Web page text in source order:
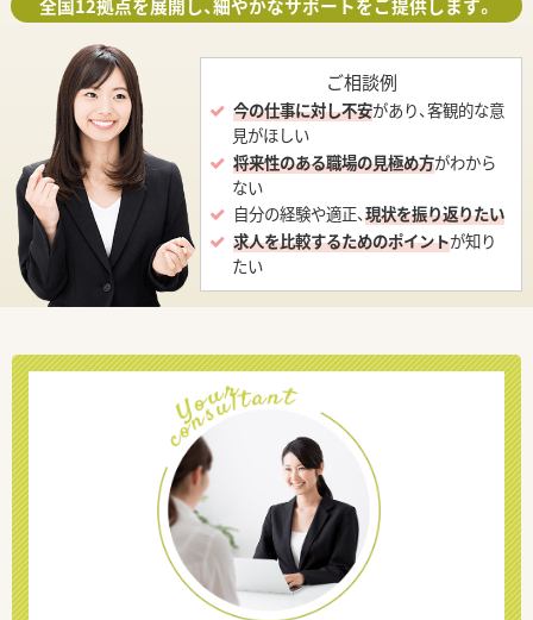
全国12拠点を展開し、細やかなサポートをご提供します。
ご相談例
今の仕事に対し不安があり、客観的な意
見がほしい
将来性のある職場の見極め方がわから
ない
自分の経験や適正、現状を振り返りたい
求人を比較するためのポイントが知り
たい